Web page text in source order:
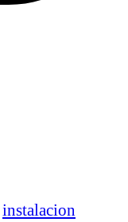
instalacion